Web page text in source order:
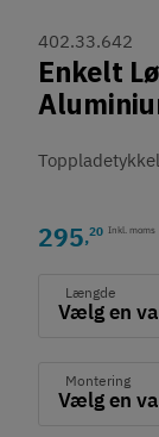
402.33.642
Enkelt
295,20 Inkl. moms
Længde
Montering